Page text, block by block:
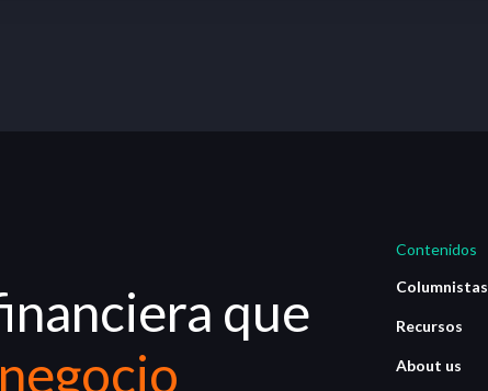
que
Contenidos
Columnistas
Recursos
About us